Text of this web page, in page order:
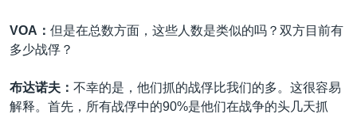
VOA： 但是在总数方面，这些人数是类似的吗？双方目前有
多少战俘？
布达诺夫： 不幸的是，他们抓的战俘比我们的多。这很容易
解释。首先，所有战俘中的90%是他们在战争的头几天抓